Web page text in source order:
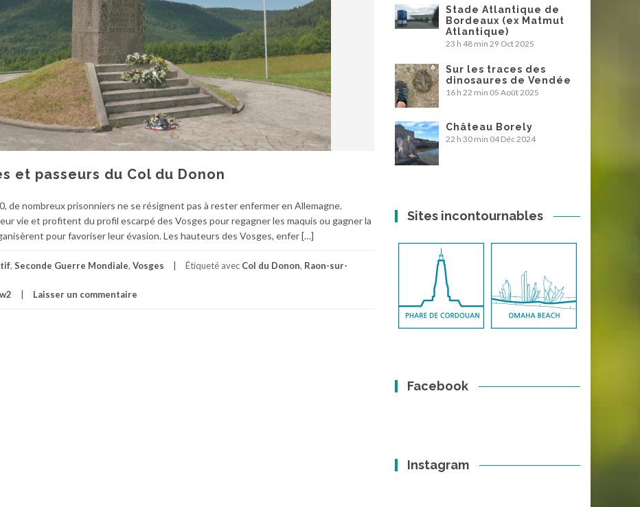
et passeurs du Col du Donon
de nombreux prisonniers ne se résignent pas à rester enfermer en Allemagne.
vie et profitent du profil escarpé des Vosges pour regagner les maquis ou gagner la
pour favoriser leur évasion. Les hauteurs des Vosges, enfer […]
, Seconde Guerre Mondiale, Vosges Étiqueté avec Col du Donon, Raon-sur-
Laisser un commentaire
Stade Atlantique de
Bordeaux (ex Matmut
Atlantique)
23 h 48 min 29 Oct 2025
Sur les traces des
dinosaures de Vendée
16 h 22 min 05 Août 2025
Château Borely
22 h 30 min 04 Déc 2024
Sites incontournables
Facebook
Instagram